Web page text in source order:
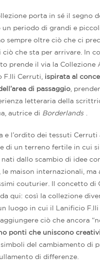
porta in sé il segno
un periodo di grandi e
sempre oltre ciò che ci
ciò che sta per arrivare. In
prende il via la Collezione
F.lli Cerruti, ispirata al
di passaggio ,
letteraria della
autrice di Borderlands
e l’ordito dei tessuti Cerruti
di un terreno fertile in cui
nati dallo scambio di idee
le maison internazionali, ma
couturier. Il concetto di
qui: così la collezione
luogo in cui il Lanificio
ciò che ancora
ponti che uniscono
simboli del cambiamento di
di differenze.